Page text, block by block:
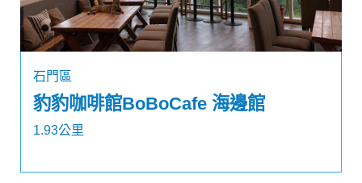
石門區
豹豹咖啡館BoBoCafe 海邊館
1.93公里